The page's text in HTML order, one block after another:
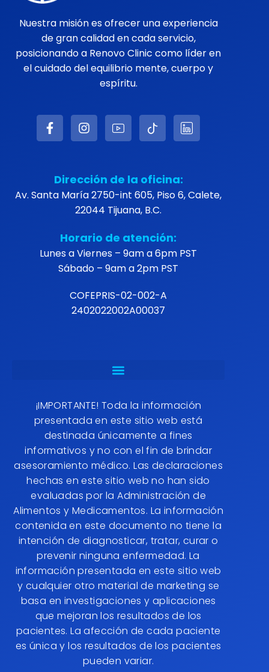
Nuestra misión es ofrecer una experiencia
de gran calidad en cada servicio,
posicionando a Renovo Clinic como líder en
el cuidado del equilibrio mente, cuerpo y
espíritu.
Dirección de la oficina:
Av. Santa María 2750-int 605, Piso 6, Calete,
22044 Tijuana, B.C.
Horario de atención:
Lunes a Viernes – 9am a 6pm PST
Sábado – 9am a 2pm PST
COFEPRIS-02-002-A
2402022002A00037
¡IMPORTANTE! Toda la información
presentada en este sitio web está
destinada únicamente a fines
informativos y no con el fin de brindar
asesoramiento médico. Las declaraciones
hechas en este sitio web no han sido
evaluadas por la Administración de
Alimentos y Medicamentos. La información
contenida en este documento no tiene la
intención de diagnosticar, tratar, curar o
prevenir ninguna enfermedad. La
información presentada en este sitio web
y cualquier otro material de marketing se
basa en investigaciones y aplicaciones
que mejoran los resultados de los
pacientes. La afección de cada paciente
es única y los resultados de los pacientes
pueden variar.